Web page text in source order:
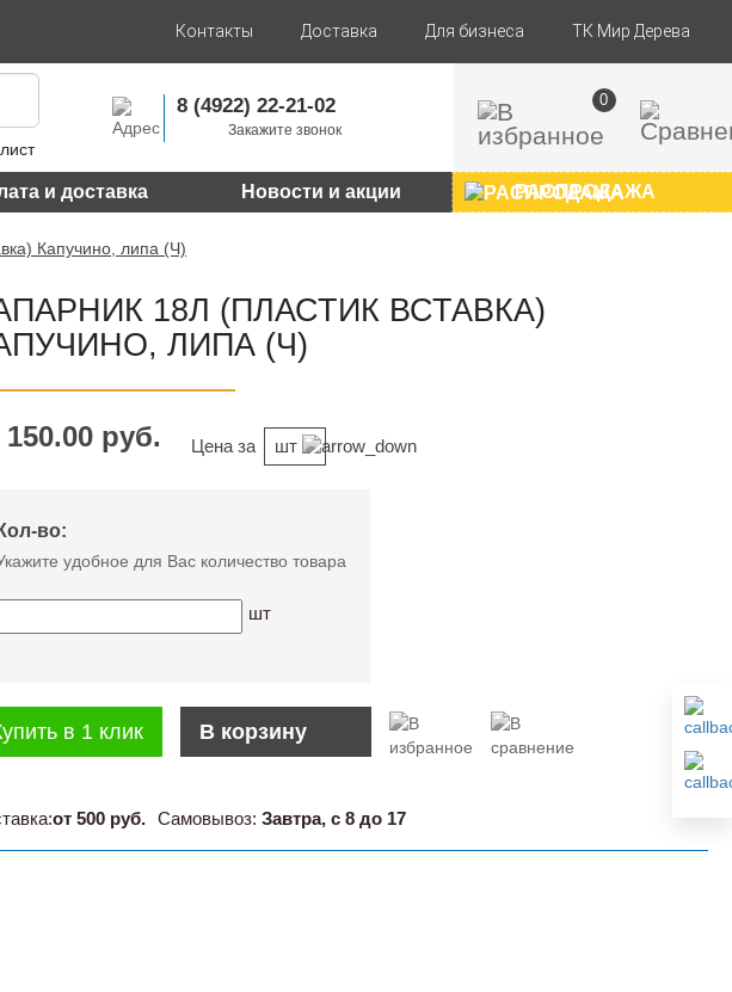
Контакты Доставка Для бизнеса ТК Мир Дерева
8 (4922) 22-21-02
Закажите звонок
0
и доставка Новости и акции РАСПРОДАЖА
Капучино, липа (Ч)
18Л (ПЛАСТИК ВСТАВКА)
ЛИПА (Ч)
150.00 руб. Цена за шт
Кол-во:
удобное для Вас количество товара
шт
В корзину
в 1 клик
от 500 руб. Самовывоз: Завтра, с 8 до 17